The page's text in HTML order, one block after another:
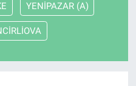
YENİPAZAR (A)